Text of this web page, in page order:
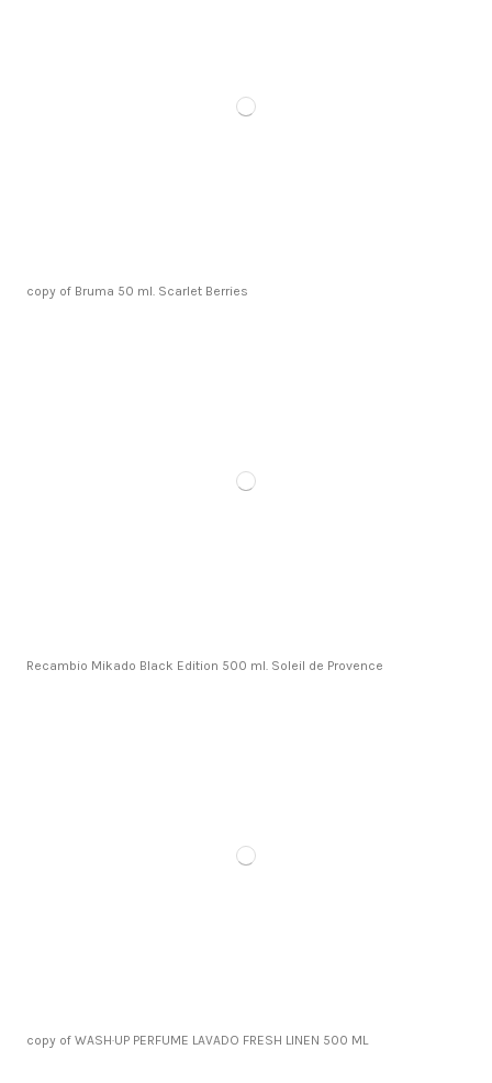
copy of Bruma 50 ml. Scarlet Berries
Recambio Mikado Black Edition 500 ml. Soleil de Provence
copy of WASH·UP PERFUME LAVADO FRESH LINEN 500 ML